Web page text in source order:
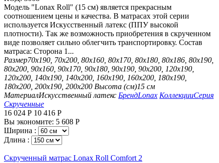
Модель "Lonax Roll" (15 см) является прекрасным
соотношением цены и качества. В матрасах этой серии
используется Искусственный латекс (ППУ высокой
плотности). Так же возможность приобретения в скрученном
виде позволяет сильно облегчить транспортировку. Состав
матраса: Сторона 1...
Размер70х190, 70х200, 80х160, 80х170, 80х180, 80х186, 80х190,
80х200, 90х160, 90х170, 90х180, 90х190, 90х200, 120х190,
120х200, 140х190, 140х200, 160х190, 160х200, 180х190,
180х200, 200х190, 200х200 Высота (см)15 см
МатериалИскусственный латекс БрендLonax КоллекцииСерия
Скрученные
16 024 Р 10 416 Р
Вы экономите: 5 608 Р
Ширина :
Длина :
Скрученный матрас Lonax Roll Comfort 2